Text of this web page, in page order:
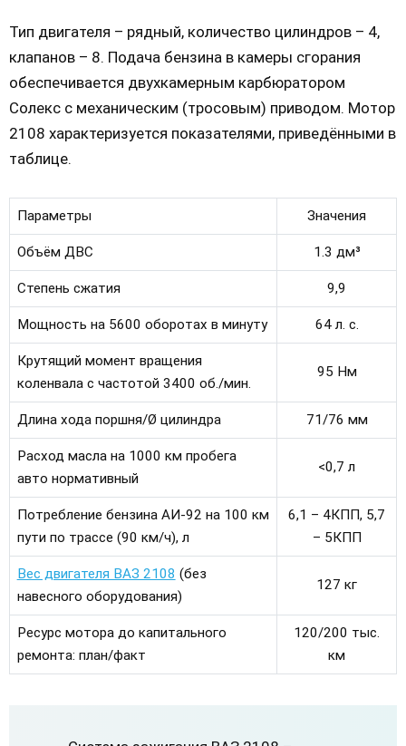
Тип двигателя – рядный, количество цилиндров – 4,
клапанов – 8. Подача бензина в камеры сгорания
обеспечивается двухкамерным карбюратором
Солекс с механическим (тросовым) приводом. Мотор
2108 характеризуется показателями, приведёнными в
таблице.
Параметры Значения
Объём ДВС 1.3 дм³
Степень сжатия 9,9
Мощность на 5600 оборотах в минуту 64 л. с.
Крутящий момент вращения
коленвала с частотой 3400 об./мин.
95 Нм
Длина хода поршня/Ø цилиндра 71/76 мм
Расход масла на 1000 км пробега
авто нормативный
<0,7 л
Потребление бензина АИ-92 на 100 км
пути по трассе (90 км/ч), л
6,1 – 4КПП, 5,7
– 5КПП
Вес двигателя ВАЗ 2108 (без
навесного оборудования)
127 кг
Ресурс мотора до капитального
ремонта: план/факт
120/200 тыс.
км